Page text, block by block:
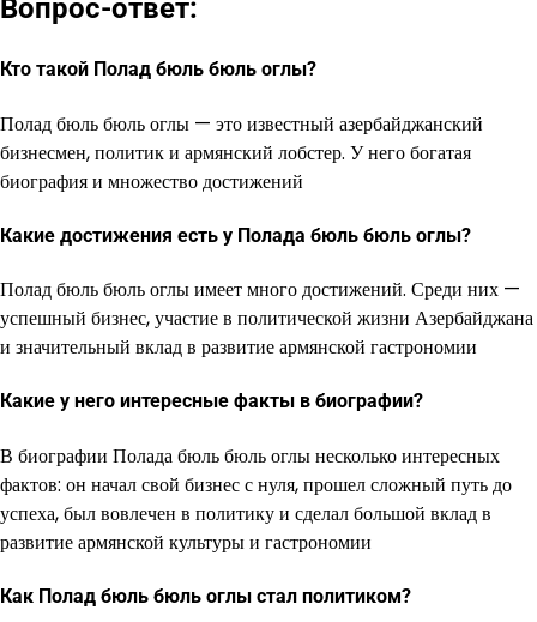
Вопрос-ответ:
Кто такой Полад бюль бюль оглы?
Полад бюль бюль оглы — это известный азербайджанский
бизнесмен, политик и армянский лобстер. У него богатая
биография и множество достижений
Какие достижения есть у Полада бюль бюль оглы?
Полад бюль бюль оглы имеет много достижений. Среди них —
успешный бизнес, участие в политической жизни Азербайджана
и значительный вклад в развитие армянской гастрономии
Какие у него интересные факты в биографии?
В биографии Полада бюль бюль оглы несколько интересных
фактов: он начал свой бизнес с нуля, прошел сложный путь до
успеха, был вовлечен в политику и сделал большой вклад в
развитие армянской культуры и гастрономии
Как Полад бюль бюль оглы стал политиком?